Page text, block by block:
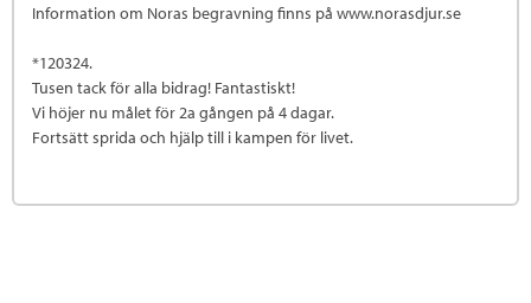
Information om Noras begravning finns på www.norasdjur.se
*120324.
Tusen tack för alla bidrag! Fantastiskt!
Vi höjer nu målet för 2a gången på 4 dagar.
Fortsätt sprida och hjälp till i kampen för livet.